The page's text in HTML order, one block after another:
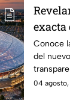
exacta
generó
tener
Conoce
del
proyecto
04